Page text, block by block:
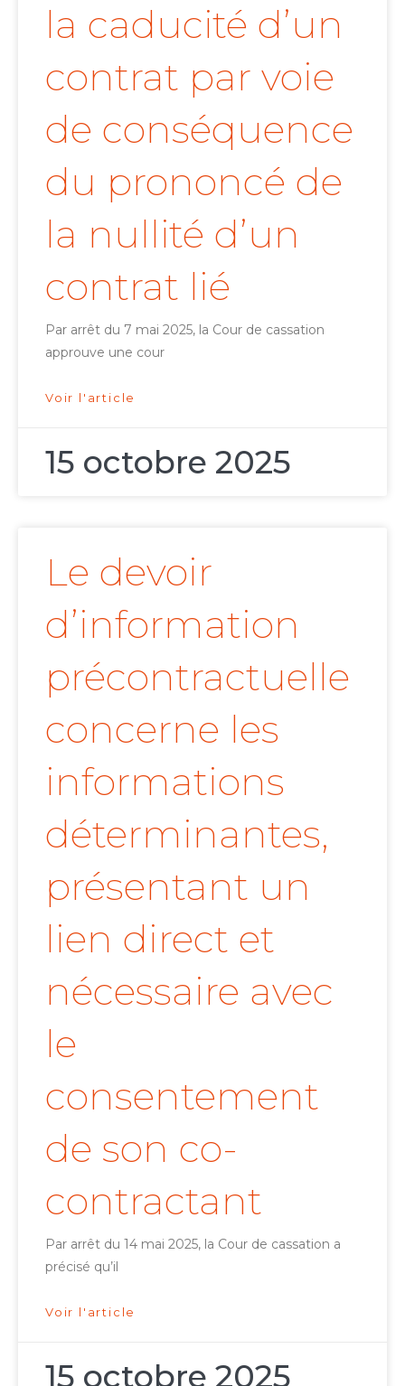
la caducité d’un
contrat par voie
de conséquence
du prononcé de
la nullité d’un
contrat lié
Par arrêt du 7 mai 2025, la Cour de cassation
approuve une cour
Voir l'article
15 octobre 2025
Le devoir
d’information
précontractuelle
concerne les
informations
déterminantes,
présentant un
lien direct et
nécessaire avec
le
consentement
de son co-
contractant
Par arrêt du 14 mai 2025, la Cour de cassation a
précisé qu’il
Voir l'article
15 octobre 2025